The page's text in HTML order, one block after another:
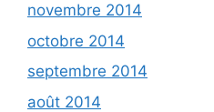
novembre 2014
octobre 2014
septembre 2014
août 2014